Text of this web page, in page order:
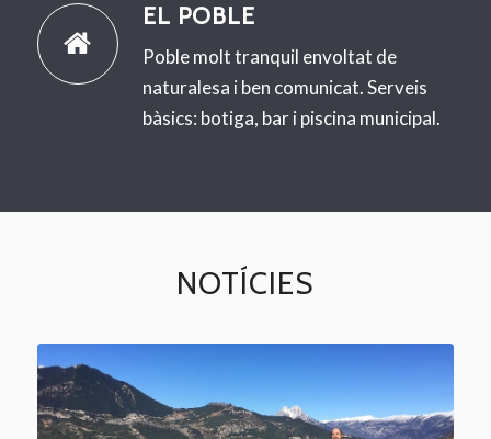
EL POBLE
Poble molt tranquil envoltat de
naturalesa i ben comunicat. Serveis
bàsics: botiga, bar i piscina municipal.
NOTÍCIES